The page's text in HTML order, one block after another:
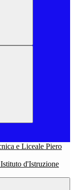
Istituto d'Istruzione